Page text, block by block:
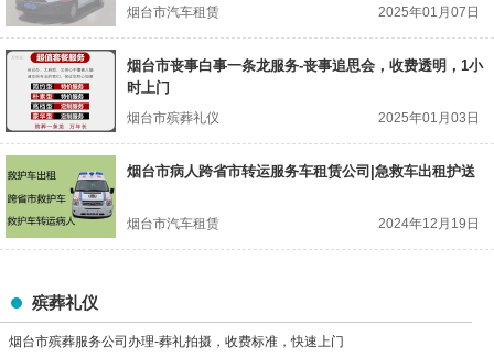
烟台市汽车租赁 2025年01月07日
烟台市丧事白事一条龙服务-丧事追思会，收费透明，1小
时上门
烟台市殡葬礼仪 2025年01月03日
烟台市病人跨省市转运服务车租赁公司|急救车出租护送
烟台市汽车租赁 2024年12月19日
殡葬礼仪
烟台市殡葬服务公司办理-葬礼拍摄，收费标准，快速上门